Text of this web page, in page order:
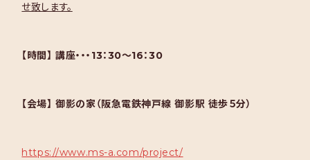
せ致します。
【時間】講座・・・13：30～16：30
【会場】御影の家（阪急電鉄神戸線 御影駅 徒歩５分）
https://www.ms-a.com/project/